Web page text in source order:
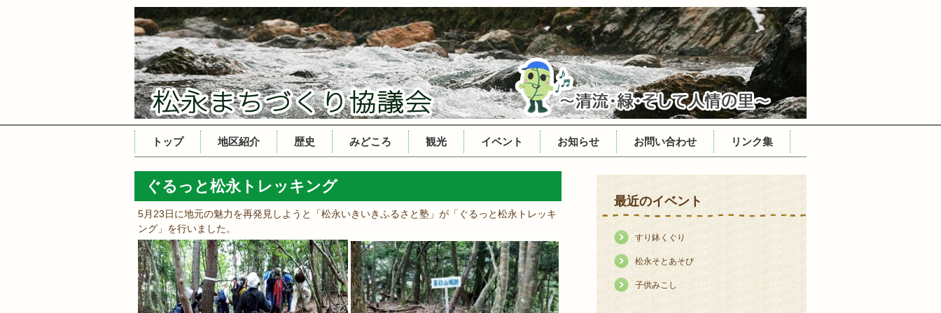
コ
ン
テ
ン
ツ
へ
ス
キ
ッ
プ
トップ 地区紹介 歴史 みどころ 観光 イベント お知らせ お問い合わせ リンク集
ぐるっと松永トレッキング
5月23日に地元の魅力を再発見しようと「松永いきいきふるさと塾」が「ぐるっと松永トレッキ
ング」を行いました。
最近のイベント
すり鉢くぐり
松永そとあそび
子供みこし